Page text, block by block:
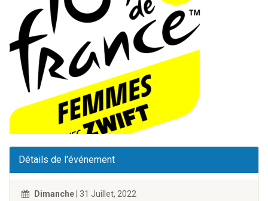
Détails de l'événement
Dimanche | 31 Juillet, 2022